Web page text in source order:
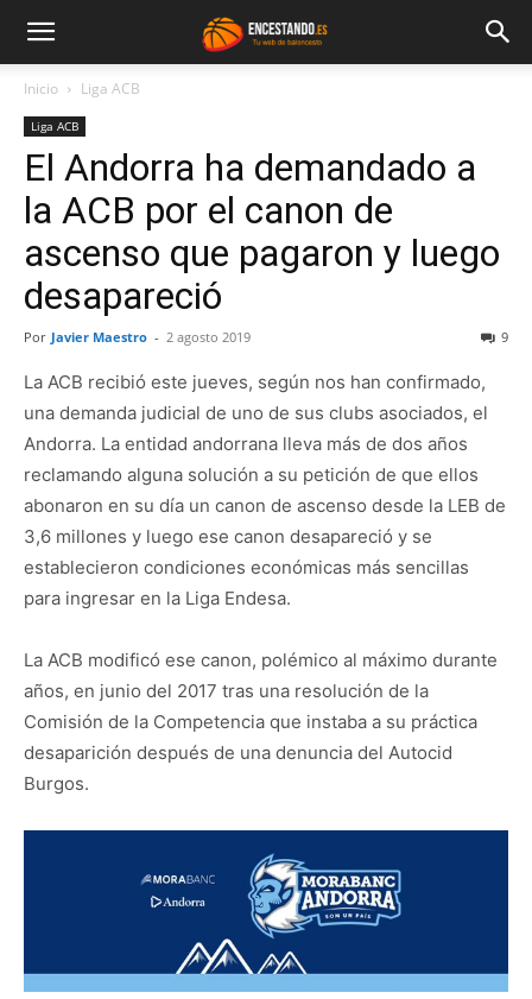
Inicio Liga ACB
Liga ACB
El Andorra ha demandado a
la ACB por el canon de
ascenso que pagaron y luego
desapareció
Por Javier Maestro - 2 agosto 2019 9
La ACB recibió este jueves, según nos han confirmado,
una demanda judicial de uno de sus clubs asociados, el
Andorra. La entidad andorrana lleva más de dos años
reclamando alguna solución a su petición de que ellos
abonaron en su día un canon de ascenso desde la LEB de
3,6 millones y luego ese canon desapareció y se
establecieron condiciones económicas más sencillas
para ingresar en la Liga Endesa.
La ACB modificó ese canon, polémico al máximo durante
años, en junio del 2017 tras una resolución de la
Comisión de la Competencia que instaba a su práctica
desaparición después de una denuncia del Autocid
Burgos.